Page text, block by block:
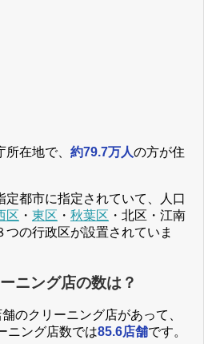
在地で、 約79.7万人の方が住
定都市に指定されていて、人口
区 ・ 東区 ・ 秋葉区 ・北区・江南
つの行政区が設置されていま
ニング店の数は？
のクリーニング店があって、
ニング店数では85.6店舗です。